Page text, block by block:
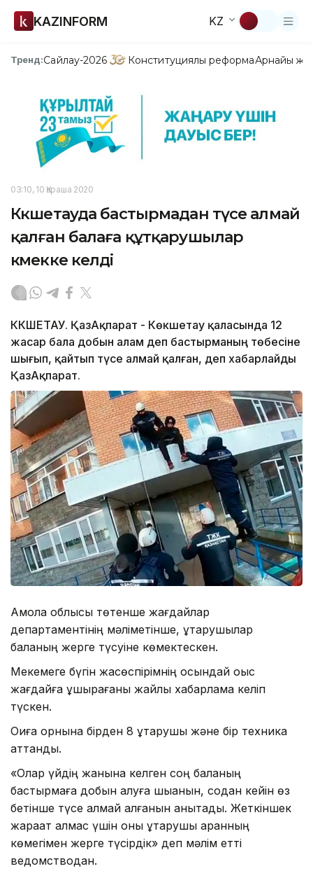
KAZINFORM KZ
Тренд:Сайлау-2026 Конституциялық реформаАрнайы
03:10, 10 Қараша 2020
Көкшетауда бастырмадан түсе алмай
қалған балаға құтқарушылар
көмекке келді
КӨКШЕТАУ. ҚазАқпарат - Көкшетау қаласында 12
жасар бала добын алам деп бастырманың төбесіне
шығып, қайтып түсе алмай қалған, деп хабарлайды
ҚазАқпарат.
Ақмола облысы төтенше жағдайлар
департаментінің мәліметінше, құтқарушылар
баланың жерге түсуіне көмектескен.
Мекемеге бүгін жасөспірімнің осындай оқыс
жағдайға ұшырағаны жайлы хабарлама келіп
түскен.
Оқиға орнына бірден 8 құтқарушы және бір техника
аттанды.
«Олар үйдің жанына келген соң баланың
бастырмаға добын алуға шыққанын, содан кейін өз
бетінше түсе алмай қалғанын анықтады. Жеткіншек
жарақат алмас үшін оны құтқарушы арқанның
көмегімен жерге түсірдік» деп мәлім етті
ведомстводан.